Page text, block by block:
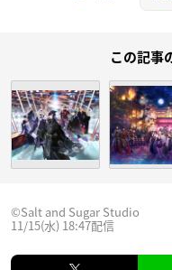
この記事
©Salt and Sugar Studio
11/15(水) 18:47配信